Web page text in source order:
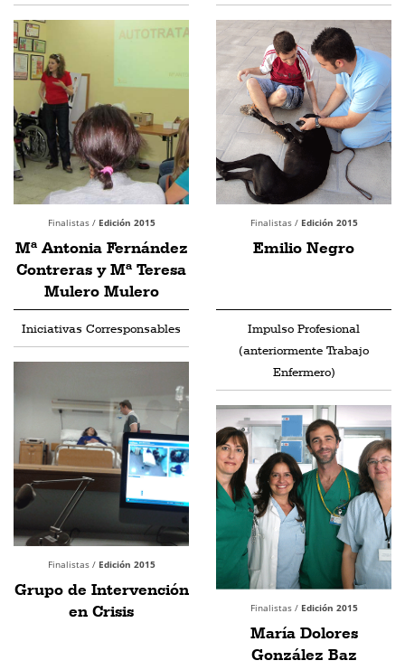
Finalistas / Edición 2015
Mª Antonia Fernández
Contreras y Mª Teresa
Mulero Mulero
Finalistas / Edición 2015
Emilio Negro
Iniciativas Corresponsables
Finalistas / Edición 2015
Grupo de Intervención
en Crisis
Impulso Profesional
(anteriormente Trabajo
Enfermero)
Finalistas / Edición 2015
María Dolores
González Baz